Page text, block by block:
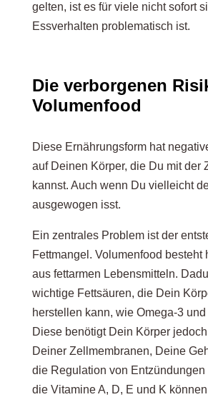
gelten, ist es für viele nicht sofort
Essverhalten problematisch ist.
Die verborgenen
Volumenfood
Diese Ernährungsform hat
auf Deinen Körper, die Du mit der
kannst. Auch wenn Du vielleicht
ausgewogen isst.
Ein zentrales Problem ist der
Fettmangel. Volumenfood besteht
aus fettarmen Lebensmitteln.
wichtige Fettsäuren, die Dein
herstellen kann, wie Omega-3 und
Diese benötigt Dein Körper
Deiner Zellmembranen, Deine
die Regulation von Entzündungen
die Vitamine A, D, E und K